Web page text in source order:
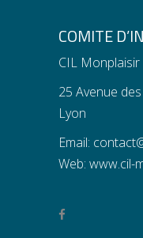
COMITE
CIL
25 Avenue
Lyon
Email:
Web: www.cil-